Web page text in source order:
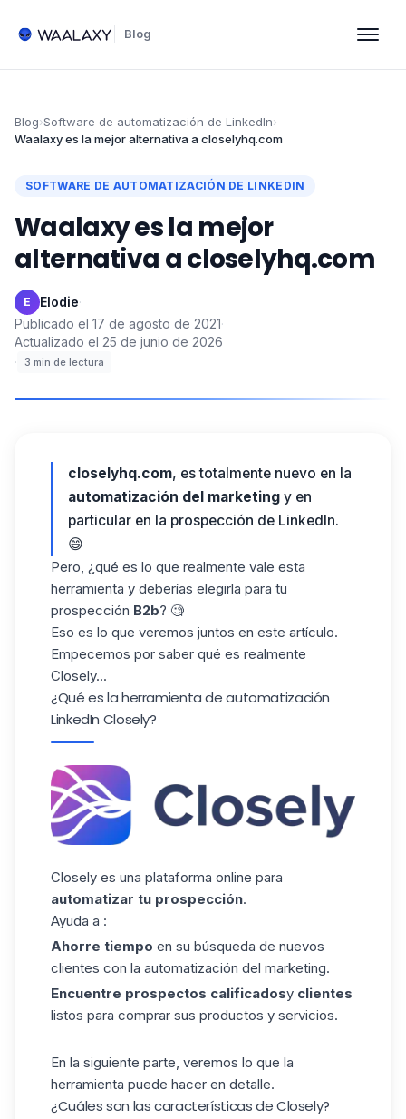
Blog
Blog›Software de automatización de LinkedIn›
Waalaxy es la mejor alternativa a closelyhq.com
SOFTWARE DE AUTOMATIZACIÓN DE LINKEDIN
Waalaxy es la mejor
alternativa a closelyhq.com
E Elodie·
Publicado el 17 de agosto de 2021·
Actualizado el 25 de junio de 2026
·
3 min de lectura
closelyhq.com, es totalmente nuevo en la
automatización del marketing y en
particular en la prospección de LinkedIn.
😄
Pero, ¿qué es lo que realmente vale esta
herramienta y deberías elegirla para tu
prospección B2b? 🧐
Eso es lo que veremos juntos en este artículo.
Empecemos por saber qué es realmente
Closely...
¿Qué es la herramienta de automatización
LinkedIn Closely?
Closely es una plataforma online para
automatizar tu prospección.
Ayuda a :
Ahorre tiempo en su búsqueda de nuevos
clientes con la automatización del marketing.
Encuentre prospectos calificadosy clientes
listos para comprar sus productos y servicios.
En la siguiente parte, veremos lo que la
herramienta puede hacer en detalle.
¿Cuáles son las características de Closely?